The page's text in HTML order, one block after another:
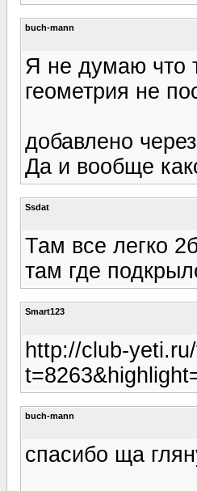
buch-mann
Я не думаю что
геометрия не
добавлено
Да и вообще
Ssdat
Там все легко
там где
Smart123
http://club-
buch-mann
спасибо ща